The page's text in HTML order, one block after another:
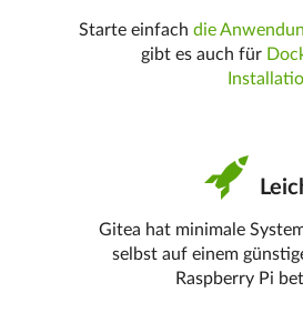
Starte einfachdie
gibt es auch für
Gitea hat minimale
selbst auf einem
Raspberry Pi